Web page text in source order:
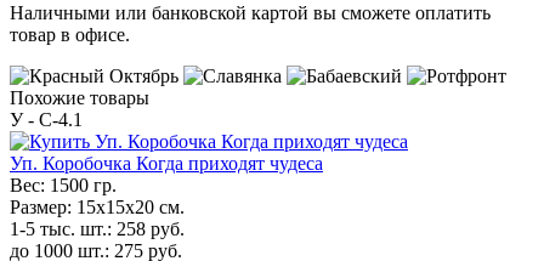
Наличными или банковской картой вы сможете оплатить
товар в офисе.
Похожие товары
У - C-4.1
Уп. Коробочка Когда приходят чудеса
Вес: 1500 гр.
Размер: 15х15х20 см.
1-5 тыс. шт.: 258 руб.
до 1000 шт.: 275 руб.